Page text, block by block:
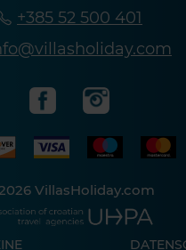
+385 52 500 401
VillasHoliday.com